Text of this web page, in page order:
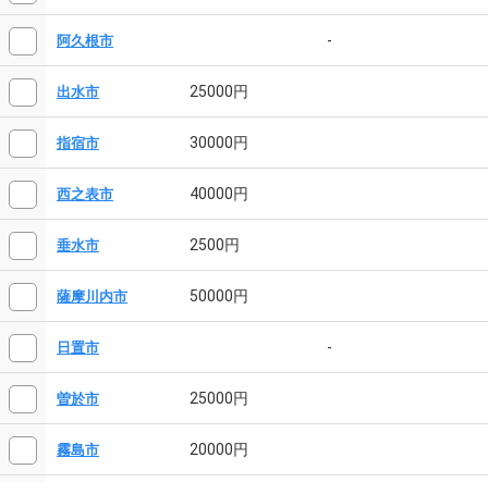
阿久根市 -
出水市 25000円
指宿市 30000円
西之表市 40000円
垂水市 2500円
薩摩川内市 50000円
日置市 -
曽於市 25000円
霧島市 20000円